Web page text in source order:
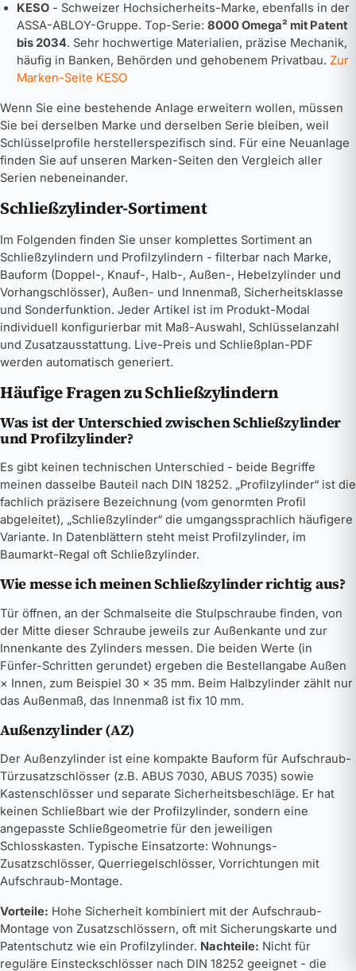
KESO- Schweizer Hochsicherheits-Marke, ebenfalls in der
ASSA-ABLOY-Gruppe. Top-Serie: 8000 Omega² mit Patent
bis 2034. Sehr hochwertige Materialien, präzise Mechanik,
häufig in Banken, Behörden und gehobenem Privatbau. Zur
Marken-Seite KESO
Wenn Sie eine bestehende Anlage erweitern wollen, müssen
Sie bei derselben Marke und derselben Serie bleiben, weil
Schlüsselprofile herstellerspezifisch sind. Für eine Neuanlage
finden Sie auf unseren Marken-Seiten den Vergleich aller
Serien nebeneinander.
Schließzylinder-Sortiment
Im Folgenden finden Sie unser komplettes Sortiment an
Schließzylindern und Profilzylindern - filterbar nach Marke,
Bauform (Doppel-, Knauf-, Halb-, Außen-, Hebelzylinder und
Vorhangschlösser), Außen- und Innenmaß, Sicherheitsklasse
und Sonderfunktion. Jeder Artikel ist im Produkt-Modal
individuell konfigurierbar mit Maß-Auswahl, Schlüsselanzahl
und Zusatzausstattung. Live-Preis und Schließplan-PDF
werden automatisch generiert.
Häufige Fragen zu Schließzylindern
Was ist der Unterschied zwischen Schließzylinder
und Profilzylinder?
Es gibt keinen technischen Unterschied - beide Begriffe
meinen dasselbe Bauteil nach DIN 18252. „Profilzylinder“ ist die
fachlich präzisere Bezeichnung (vom genormten Profil
abgeleitet), „Schließzylinder“ die umgangssprachlich häufigere
Variante. In Datenblättern steht meist Profilzylinder, im
Baumarkt-Regal oft Schließzylinder.
Wie messe ich meinen Schließzylinder richtig aus?
Tür öffnen, an der Schmalseite die Stulpschraube finden, von
der Mitte dieser Schraube jeweils zur Außenkante und zur
Innenkante des Zylinders messen. Die beiden Werte (in
Fünfer-Schritten gerundet) ergeben die Bestellangabe Außen
× Innen, zum Beispiel 30 × 35 mm. Beim Halbzylinder zählt nur
das Außenmaß, das Innenmaß ist fix 10 mm.
Außenzylinder (AZ)
Der Außenzylinder ist eine kompakte Bauform für Aufschraub-
Türzusatzschlösser (z.B. ABUS 7030, ABUS 7035) sowie
Kastenschlösser und separate Sicherheitsbeschläge. Er hat
keinen Schließbart wie der Profilzylinder, sondern eine
angepasste Schließgeometrie für den jeweiligen
Schlosskasten. Typische Einsatzorte: Wohnungs-
Zusatzschlösser, Querriegelschlösser, Vorrichtungen mit
Aufschraub-Montage.
Vorteile: Hohe Sicherheit kombiniert mit der Aufschraub-
Montage von Zusatzschlössern, oft mit Sicherungskarte und
Patentschutz wie ein Profilzylinder. Nachteile: Nicht für
reguläre Einsteckschlösser nach DIN 18252 geeignet - die